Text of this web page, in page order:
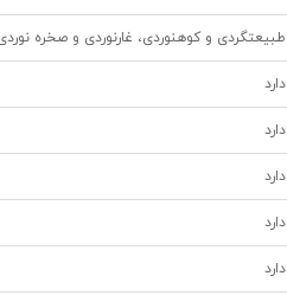
طبیعتگردی و کوهنوردی، غارنوردی و صخره
دارد
دارد
دارد
دارد
دارد